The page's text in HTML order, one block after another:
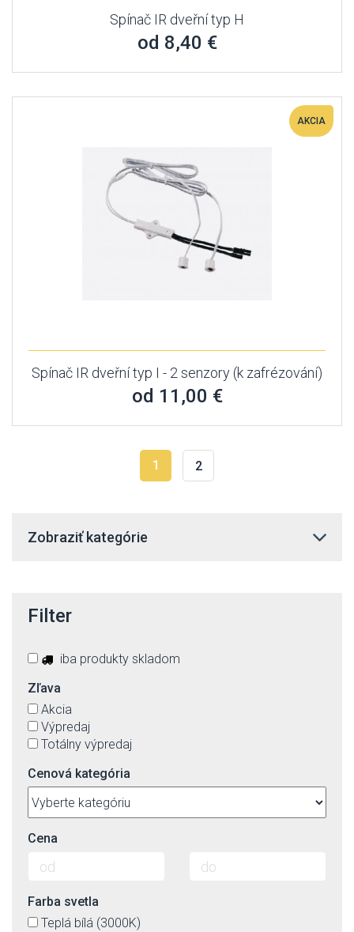
Spínač IR dveřní typ H
od 8,40 €
AKCIA
Spínač IR dveřní typ I - 2 senzory (k zafrézování)
od 11,00 €
1 2
Zobraziť kategórie
Filter
iba produkty skladom
Zľava
Akcia
Výpredaj
Totálny výpredaj
Cenová kategória
Cena
Farba svetla
Teplá bílá (3000K)